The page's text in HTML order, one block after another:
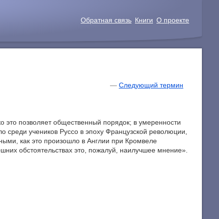
Обратная связь Книги О проекте
—Следующий термин
это позволяет общественный порядок; в умеренности
среди учеников Руссо в эпоху Французской революции,
как это произошло в Англии при Кромвеле
обстоятельствах это, пожалуй, наилучшее мнение».